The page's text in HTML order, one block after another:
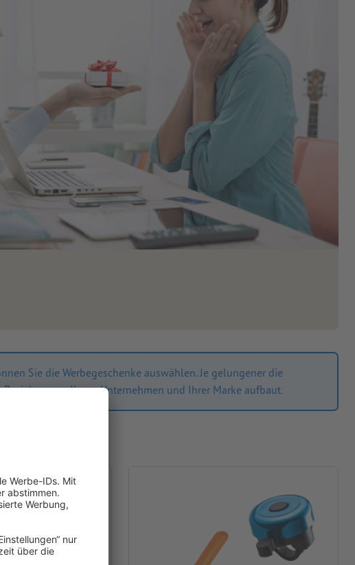
Sie die Werbegeschenke auswählen. Je gelungener die
zu Ihrem Unternehmen und Ihrer Marke aufbaut.